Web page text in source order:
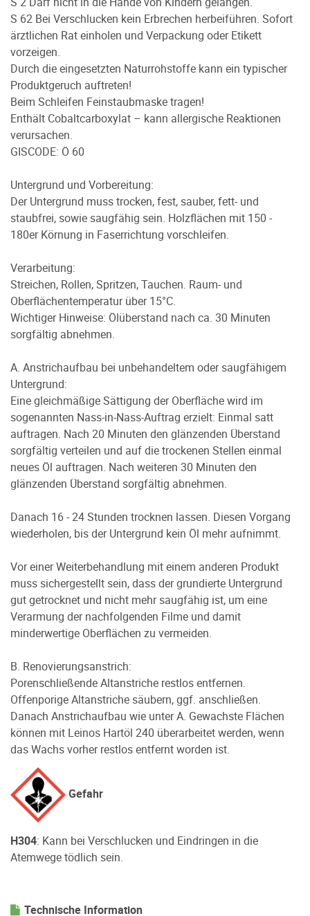
S 62 Bei Verschlucken kein Erbrechen herbeiführen. Sofort
ärztlichen Rat einholen und Verpackung oder Etikett
vorzeigen.
Durch die eingesetzten Naturrohstoffe kann ein typischer
Produktgeruch auftreten!
Beim Schleifen Feinstaubmaske tragen!
Enthält Cobaltcarboxylat – kann allergische Reaktionen
verursachen.
GISCODE: Ö 60
Untergrund und Vorbereitung:
Der Untergrund muss trocken, fest, sauber, fett- und
staubfrei, sowie saugfähig sein. Holzflächen mit 150 -
180er Körnung in Faserrichtung vorschleifen.
Verarbeitung:
Streichen, Rollen, Spritzen, Tauchen. Raum- und
Oberflächentemperatur über 15°C.
Wichtiger Hinweise: Ölüberstand nach ca. 30 Minuten
sorgfältig abnehmen.
A. Anstrichaufbau bei unbehandeltem oder saugfähigem
Untergrund:
Eine gleichmäßige Sättigung der Oberfläche wird im
sogenannten Nass-in-Nass-Auftrag erzielt: Einmal satt
auftragen. Nach 20 Minuten den glänzenden Überstand
sorgfältig verteilen und auf die trockenen Stellen einmal
neues Öl auftragen. Nach weiteren 30 Minuten den
glänzenden Überstand sorgfältig abnehmen.
Danach 16 - 24 Stunden trocknen lassen. Diesen Vorgang
wiederholen, bis der Untergrund kein Öl mehr aufnimmt.
Vor einer Weiterbehandlung mit einem anderen Produkt
muss sichergestellt sein, dass der grundierte Untergrund
gut getrocknet und nicht mehr saugfähig ist, um eine
Verarmung der nachfolgenden Filme und damit
minderwertige Oberflächen zu vermeiden.
B. Renovierungsanstrich:
Porenschließende Altanstriche restlos entfernen.
Offenporige Altanstriche säubern, ggf. anschließen.
Danach Anstrichaufbau wie unter A. Gewachste Flächen
können mit Leinos Hartöl 240 überarbeitet werden, wenn
das Wachs vorher restlos entfernt worden ist.
Gefahr
H304: Kann bei Verschlucken und Eindringen in die
Atemwege tödlich sein.
Technische Information